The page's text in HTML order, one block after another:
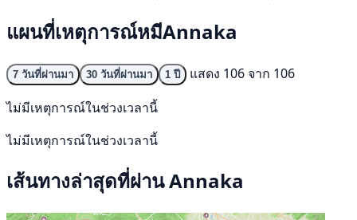
แผนที่เหตุการณ์หมีAnnaka
7 วันที่ผ่านมา 30 วันที่ผ่านมา 1 ปี
แสดง 106 จาก 106
ไม่มีเหตุการณ์ในช่วงเวลานี้
ไม่มีเหตุการณ์ในช่วงเวลานี้
เส้นทางล่าสุดที่ผ่าน Annaka